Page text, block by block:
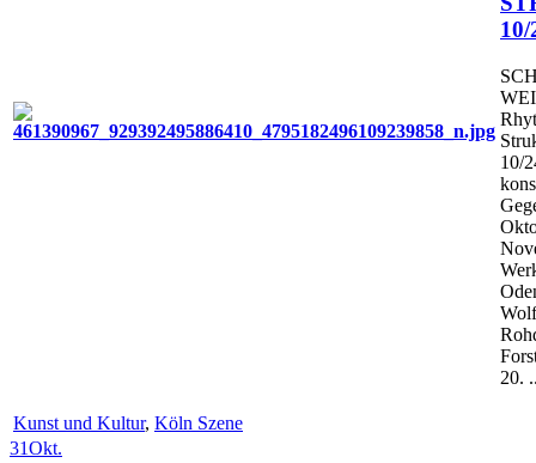
10/
20.
Kunst und Kultur, Köln Szene
31Okt.